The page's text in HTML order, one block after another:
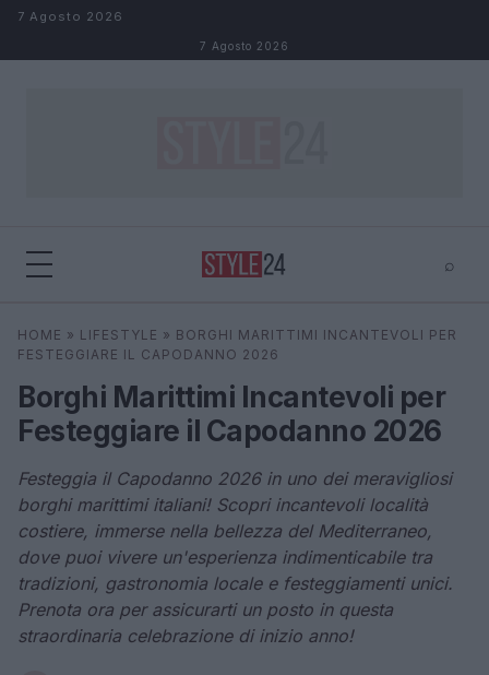
Salta al contenuto
7 Agosto 2026
7 Agosto 2026
⌕
Cerca ⌕ ×
HOME » LIFESTYLE » BORGHI MARITTIMI INCANTEVOLI PER
FESTEGGIARE IL CAPODANNO 2026
Borghi Marittimi Incantevoli per
Festeggiare il Capodanno 2026
Festeggia il Capodanno 2026 in uno dei meravigliosi
borghi marittimi italiani! Scopri incantevoli località
costiere, immerse nella bellezza del Mediterraneo,
dove puoi vivere un'esperienza indimenticabile tra
tradizioni, gastronomia locale e festeggiamenti unici.
Prenota ora per assicurarti un posto in questa
straordinaria celebrazione di inizio anno!